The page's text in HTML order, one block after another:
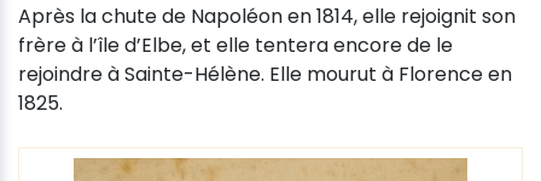
Après la chute de Napoléon en 1814, elle rejoignit son
frère à l’île d’Elbe, et elle tentera encore de le
rejoindre à Sainte-Hélène. Elle mourut à Florence en
1825.